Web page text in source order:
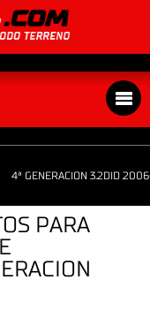
4ª GENERACION 3.2DID
PARA